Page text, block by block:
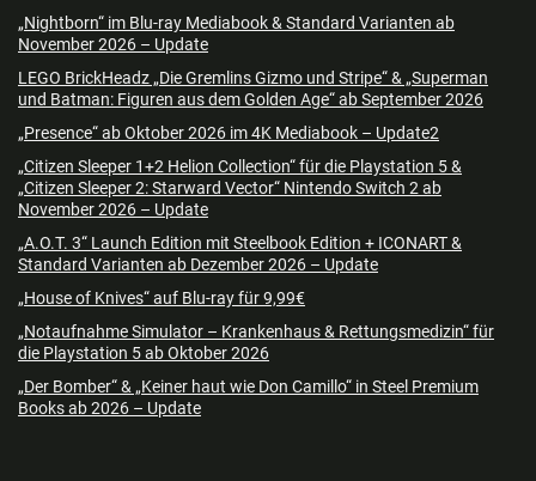
„Nightborn“ im Blu-ray Mediabook & Standard Varianten ab
November 2026 – Update
LEGO BrickHeadz „Die Gremlins Gizmo und Stripe“ & „Superman
und Batman: Figuren aus dem Golden Age“ ab September 2026
„Presence“ ab Oktober 2026 im 4K Mediabook – Update2
„Citizen Sleeper 1+2 Helion Collection“ für die Playstation 5 &
„Citizen Sleeper 2: Starward Vector“ Nintendo Switch 2 ab
November 2026 – Update
„A.O.T. 3“ Launch Edition mit Steelbook Edition + ICONART &
Standard Varianten ab Dezember 2026 – Update
„House of Knives“ auf Blu-ray für 9,99€
„Notaufnahme Simulator – Krankenhaus & Rettungsmedizin“ für
die Playstation 5 ab Oktober 2026
„Der Bomber“ & „Keiner haut wie Don Camillo“ in Steel Premium
Books ab 2026 – Update